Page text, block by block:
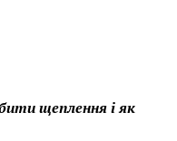
щеплення і як